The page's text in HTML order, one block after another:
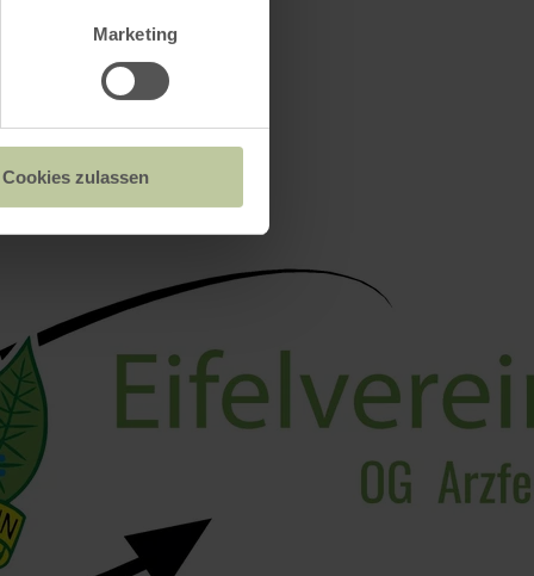
Marketing
Cookies zulassen